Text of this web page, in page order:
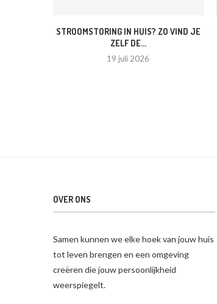
STROOMSTORING IN HUIS? ZO VIND JE
ZELF DE...
19 juli 2026
OVER ONS
Samen kunnen we elke hoek van jouw huis
tot leven brengen en een omgeving
creëren die jouw persoonlijkheid
weerspiegelt.